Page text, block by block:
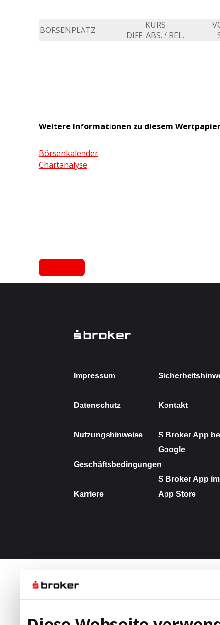
BÖRSENPLATZ
KURS
DIFF. ABS. / REL.
Weitere Informationen zu diesem Wertpapier
Börsenkalender
Chartanalyse